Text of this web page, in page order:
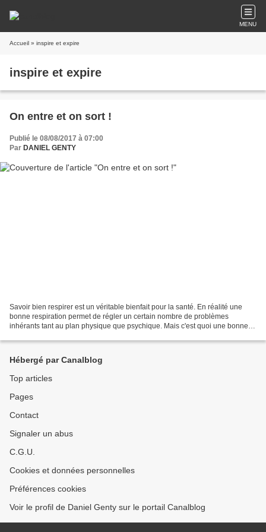
MENU
Accueil » inspire et expire
inspire et expire
On entre et on sort !
Publié le 08/08/2017 à 07:00
Par DANIEL GENTY
Savoir bien respirer est un véritable bienfait pour la santé. En réalité une
bonne respiration permet de régler un certain nombre de problèmes
inhérants tant au plan physique que psychique. Mais c'est quoi une bonne
Hébergé par Canalblog
Top articles
Pages
Contact
Signaler un abus
C.G.U.
Cookies et données personnelles
Préférences cookies
Voir le profil de Daniel Genty sur le portail Canalblog